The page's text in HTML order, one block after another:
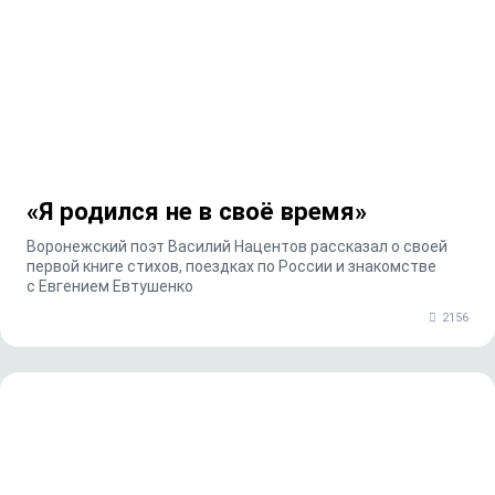
«Я родился не в своё время»
Воронежский поэт Василий Нацентов рассказал о своей
первой книге стихов, поездках по России и знакомстве
с Евгением Евтушенко
2156